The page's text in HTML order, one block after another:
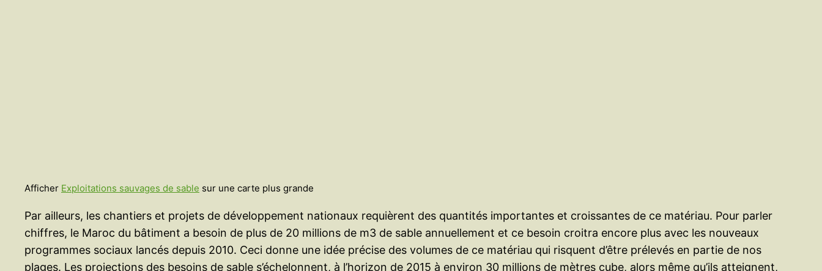
Afficher Exploitations sauvages de sable sur une carte plus grande
Par ailleurs, les chantiers et projets de développement nationaux requièrent des quantités importantes et croissantes de ce matériau. Pour parler
chiffres, le Maroc du bâtiment a besoin de plus de 20 millions de m3 de sable annuellement et ce besoin croitra encore plus avec les nouveaux
programmes sociaux lancés depuis 2010. Ceci donne une idée précise des volumes de ce matériau qui risquent d’être prélevés en partie de nos
plages. Les projections des besoins de sable s’échelonnent, à l’horizon de 2015 à environ 30 millions de mètres cube, alors même qu’ils atteignent,